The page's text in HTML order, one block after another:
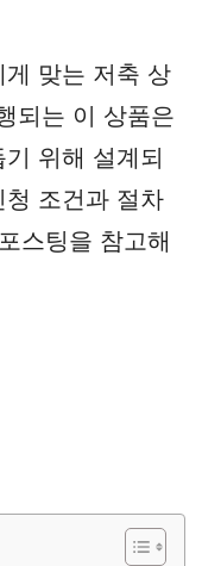
맞는 저축 상
되는 이 상품은
위해 설계되
조건과 절차
스팅을 참고해